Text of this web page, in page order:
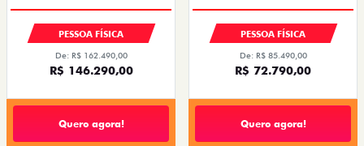
PESSOA FÍSICA
De: R$ 162.490,00
R$ 146.290,00
Quero agora!
PESSOA FÍSICA
De: R$ 85.490,00
R$ 72.790,00
Quero agora!